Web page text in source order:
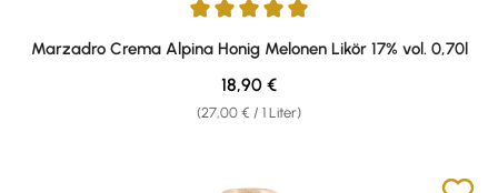
Durchschnittliche Bewertung von 5 von 5 Sternen
Marzadro Crema Alpina Honig Melonen Likör 17% vol. 0,70l
(27,00 € / 1 Liter)
Regulärer Preis:
18,90 €